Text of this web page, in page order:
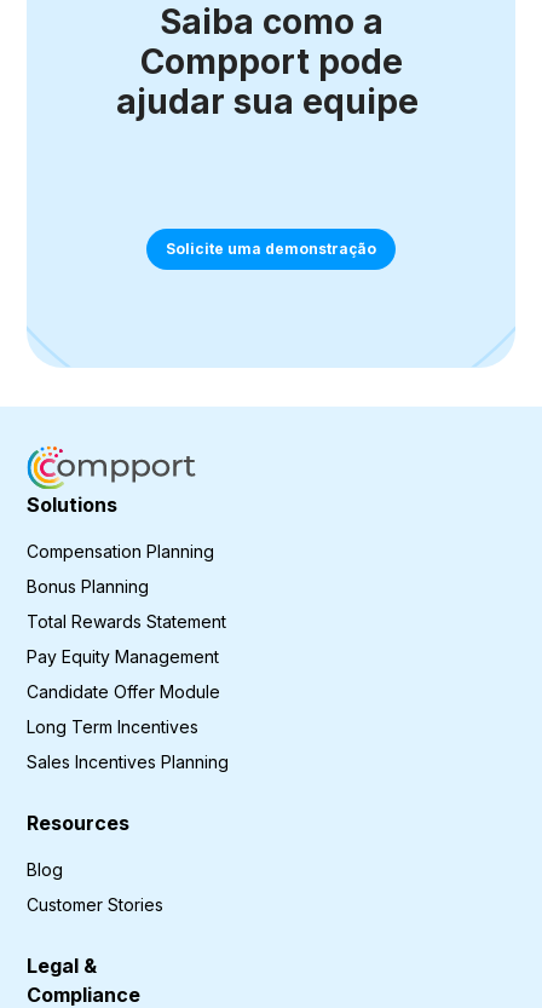
Saiba como a
Compport pode
ajudar sua equipe
Solicite uma demonstração
Solutions
Compensation Planning
Bonus Planning
Total Rewards Statement
Pay Equity Management
Candidate Offer Module
Long Term Incentives
Sales Incentives Planning
Resources
Blog
Customer Stories
Legal &
Compliance